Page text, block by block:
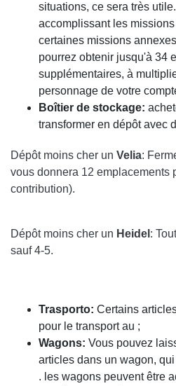
situations, ce sera très
accomplissant les
certaines missions
pourrez obtenir jusqu'à 34
supplémentaires, à
personnage de votre
Boîtier de stockage:
transformer en dépôt avec
Dépôt moins cher un Velia:
vous donnera 12 emplacements
contribution).
Dépôt moins cher un Heidel :
sauf 4-5.
Trasporto: Certains
pour le transport au ;
Wagons: Vous pouvez
articles dans un wagon,
. les wagons peuvent être